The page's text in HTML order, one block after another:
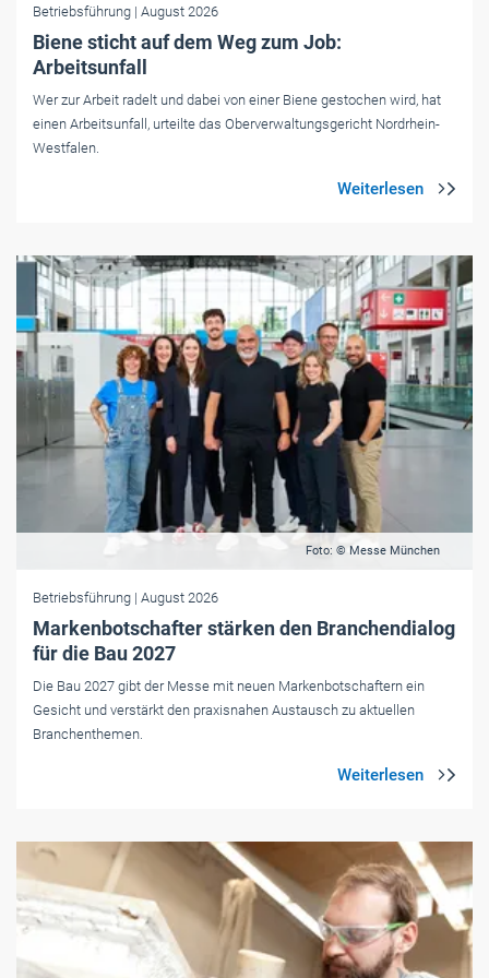
Betriebsführung | August 2026
Biene sticht auf dem Weg zum Job:
Arbeitsunfall
Wer zur Arbeit radelt und dabei von einer Biene gestochen wird, hat
einen Arbeitsunfall, urteilte das Oberverwaltungsgericht Nordrhein-
Westfalen.
Foto: © Messe München
Betriebsführung | August 2026
Markenbotschafter stärken den Branchendialog
für die Bau 2027
Die Bau 2027 gibt der Messe mit neuen Markenbotschaftern ein
Gesicht und verstärkt den praxisnahen Austausch zu aktuellen
Branchenthemen.